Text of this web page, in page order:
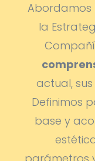
Abordamos
la
actual,
Definimos
base y